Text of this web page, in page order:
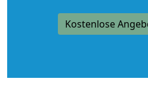
Kostenlose